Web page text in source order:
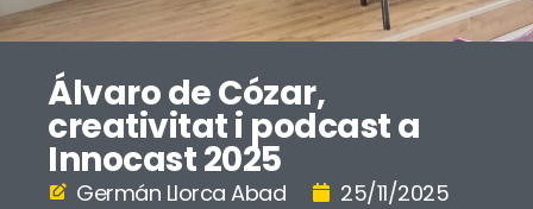
Álvaro de Cózar,
creativitat i podcast a
Innocast 2025
Germán Llorca Abad 25/11/2025